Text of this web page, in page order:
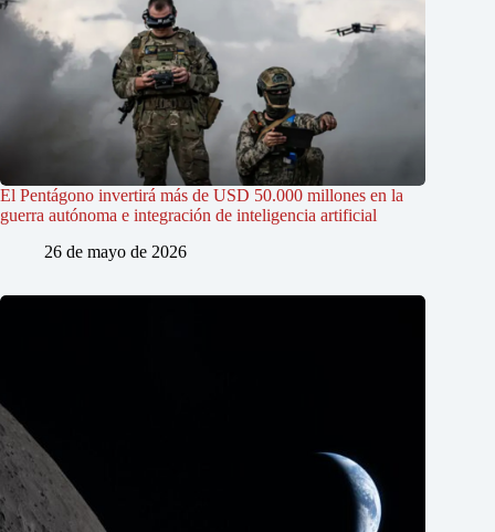
El Pentágono invertirá más de USD 50.000 millones en la
guerra autónoma e integración de inteligencia artificial
26 de mayo de 2026